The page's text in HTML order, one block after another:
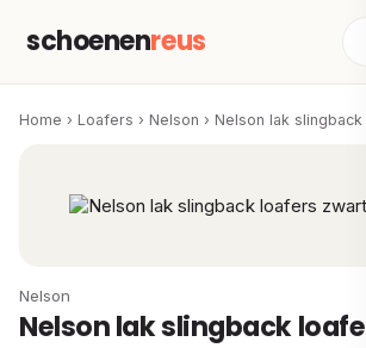
schoenenreus
Home › Loafers › Nelson › Nelson lak slingback
Nelson
Nelson lak slingback